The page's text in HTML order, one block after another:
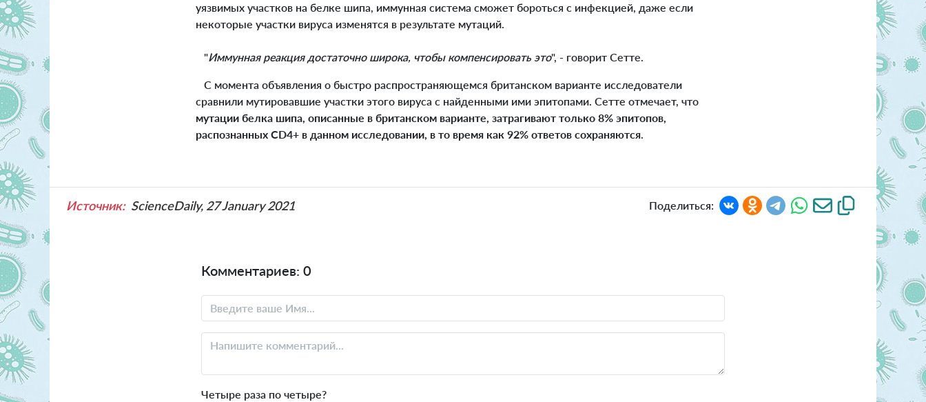
уязвимых участков на белке шипа, иммунная система сможет бороться с инфекцией, даже если
некоторые участки вируса изменятся в результате мутаций.
"Иммунная реакция достаточно широка, чтобы компенсировать это", - говорит Сетте.
С момента объявления о быстро распространяющемся британском варианте исследователи
сравнили мутировавшие участки этого вируса с найденными ими эпитопами. Сетте отмечает, что
мутации белка шипа, описанные в британском варианте, затрагивают только 8% эпитопов,
распознанных CD4+ в данном исследовании, в то время как 92% ответов сохраняются.
Источник: ScienceDaily, 27 January 2021 Поделиться:
Комментариев: 0
Четыре раза по четыре?